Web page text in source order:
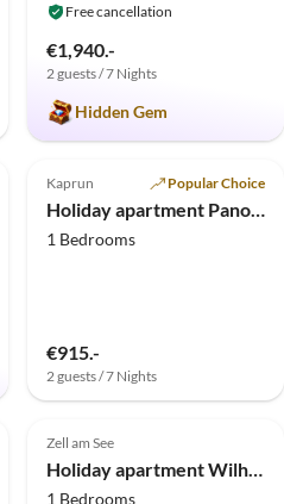
Free cancellation
€1,940.-
2 guests / 7 Nights
Hidden Gem
Top-Listing
Kaprun Popular Choice
1 Bedrooms
€915.-
2 guests / 7 Nights
Top-Listing
Zell am See
1 Bedrooms